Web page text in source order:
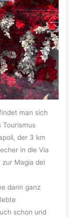
man sich
Tourismus
der 3 km
in die Via
Magia del
dann ganz
schon und